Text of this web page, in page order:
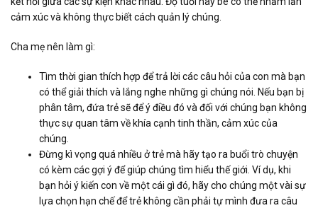
cảm xúc và không thực biết cách quản lý chúng.
Cha mẹ nên làm gì:
Tìm thời gian thích hợp để trả lời các câu hỏi của con mà bạn
có thể giải thích và lắng nghe những gì chúng nói. Nếu bạn bị
phân tâm, đứa trẻ sẽ để ý điều đó và đối với chúng bạn không
thực sự quan tâm về khía cạnh tinh thần, cảm xúc của
chúng.
Đừng kì vọng quá nhiều ở trẻ mà hãy tạo ra buổi trò chuyện
có kèm các gợi ý để giúp chúng tìm hiểu thế giới. Ví dụ, khi
bạn hỏi ý kiến con về một cái gì đó, hãy cho chúng một vài sự
lựa chọn hạn chế để trẻ không cần phải tự mình đưa ra câu